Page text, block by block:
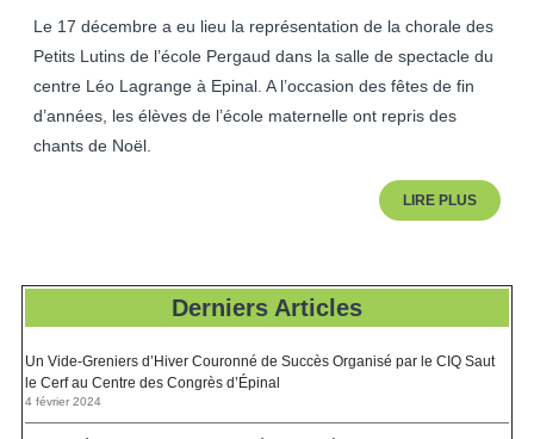
chorale
des
petits
Le 17 décembre a eu lieu la représentation de la chorale des
Petits Lutins de l’école Pergaud dans la salle de spectacle du
centre Léo Lagrange à Epinal. A l’occasion des fêtes de fin
d’années, les élèves de l’école maternelle ont repris des
chants de Noël.
LIRE PLUS LIRE
PLUS
Derniers Articles
Un Vide-Greniers d’Hiver Couronné de Succès Organisé par le CIQ Saut
le Cerf au Centre des Congrès d’Épinal
4 février 2024